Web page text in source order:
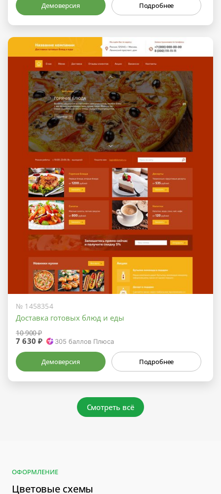
Демоверсия Подробнее
№ 1458354
Доставка готовых блюд и еды
10 900 ₽
7 630 ₽ 305 баллов Плюса
Демоверсия Подробнее
Смотреть всё
ОФОРМЛЕНИЕ
Цветовые схемы